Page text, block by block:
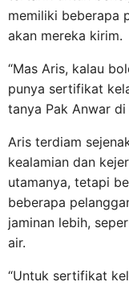
memiliki beberapa
akan mereka kirim.
“Mas Aris, kalau
punya sertifikat
tanya Pak Anwar
Aris terdiam
kealamian dan
utamanya, tetapi
beberapa
jaminan lebih,
air.
“Untuk sertifikat